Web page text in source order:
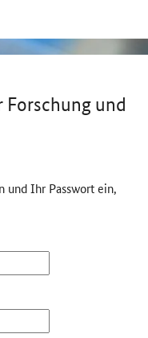
Forschung und
und Ihr Passwort ein,